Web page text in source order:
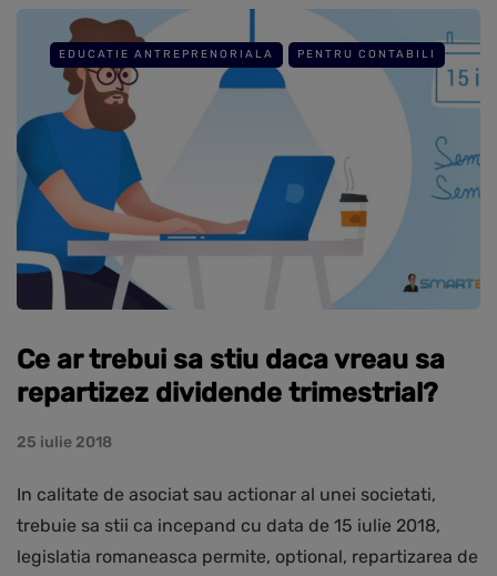
EDUCATIE ANTREPRENORIALA PENTRU CONTABILI
Ce ar trebui sa stiu daca vreau sa
repartizez dividende trimestrial?
25 iulie 2018
In calitate de asociat sau actionar al unei societati,
trebuie sa stii ca incepand cu data de 15 iulie 2018,
legislatia romaneasca permite, optional, repartizarea de